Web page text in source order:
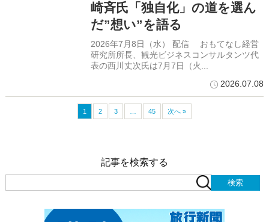
崎斉氏「独自化」の道を選ん
だ”想い”を語る
2026年7月8日（水） 配信 おもてなし経営
研究所所長、観光ビジネスコンサルタンツ代
表の西川丈次氏は7月7日（火...
2026.07.08
1 2 3 45 次へ »
記事を検索する